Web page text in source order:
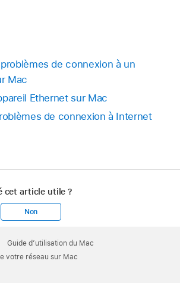
de connexion à un
Mac
Ethernet sur Mac
de connexion à Internet
cet article utile ?
Non
Guide d’utilisation du Mac
votre réseau sur Mac